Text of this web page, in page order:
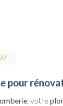
pour
, votre